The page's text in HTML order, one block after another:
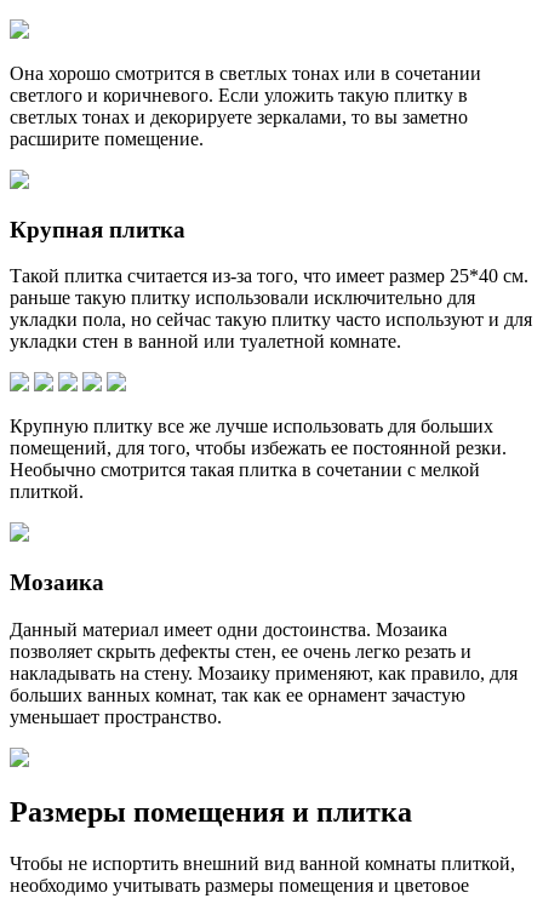
Она хорошо смотрится в светлых тонах или в сочетании
светлого и коричневого. Если уложить такую плитку в
светлых тонах и декорируете зеркалами, то вы заметно
расширите помещение.
Крупная плитка
Такой плитка считается из-за того, что имеет размер 25*40 см.
раньше такую плитку использовали исключительно для
укладки пола, но сейчас такую плитку часто используют и для
укладки стен в ванной или туалетной комнате.
Крупную плитку все же лучше использовать для больших
помещений, для того, чтобы избежать ее постоянной резки.
Необычно смотрится такая плитка в сочетании с мелкой
плиткой.
Мозаика
Данный материал имеет одни достоинства. Мозаика
позволяет скрыть дефекты стен, ее очень легко резать и
накладывать на стену. Мозаику применяют, как правило, для
больших ванных комнат, так как ее орнамент зачастую
уменьшает пространство.
Размеры помещения и плитка
Чтобы не испортить внешний вид ванной комнаты плиткой,
необходимо учитывать размеры помещения и цветовое